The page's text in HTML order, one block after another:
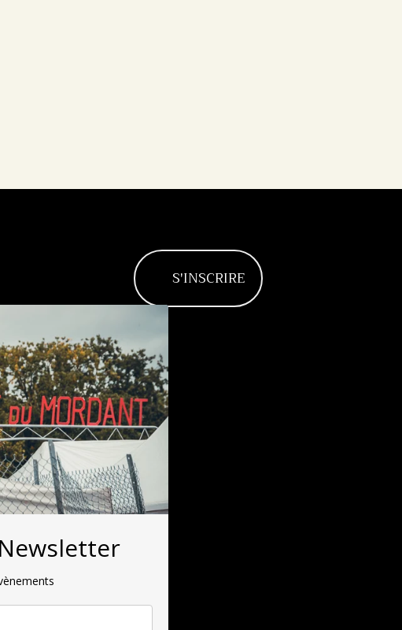
S'INSCRIRE